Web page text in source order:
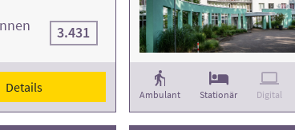
3.431
Details Ambulant Stationär Digital